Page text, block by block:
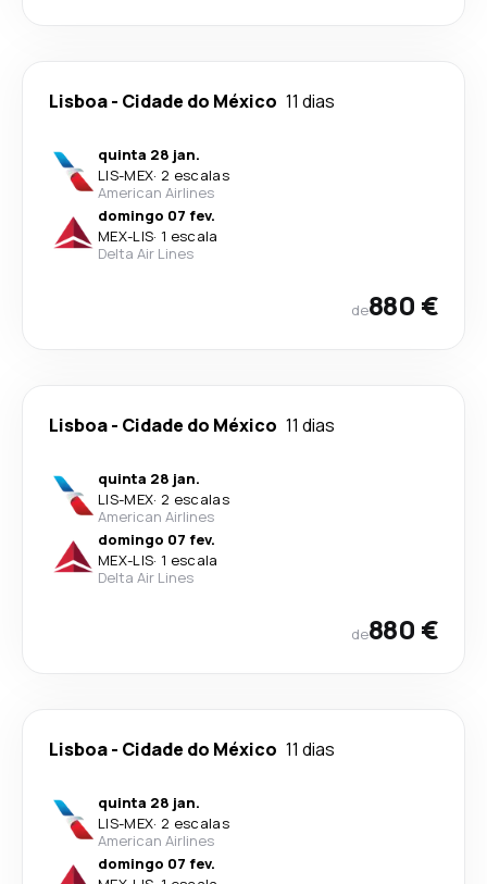
Lisboa- Cidade do México 11 dias
quinta 28 jan.
LIS-MEX· 2 escalas
American Airlines
domingo 07 fev.
MEX-LIS· 1 escala
Delta Air Lines
de880 €
Lisboa- Cidade do México 11 dias
quinta 28 jan.
LIS-MEX· 2 escalas
American Airlines
domingo 07 fev.
MEX-LIS· 1 escala
Delta Air Lines
de880 €
Lisboa- Cidade do México 11 dias
quinta 28 jan.
LIS-MEX· 2 escalas
American Airlines
domingo 07 fev.